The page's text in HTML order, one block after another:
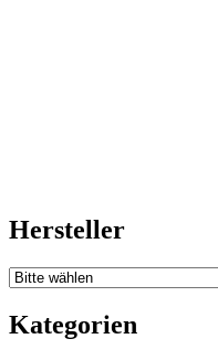
Hersteller
Kategorien